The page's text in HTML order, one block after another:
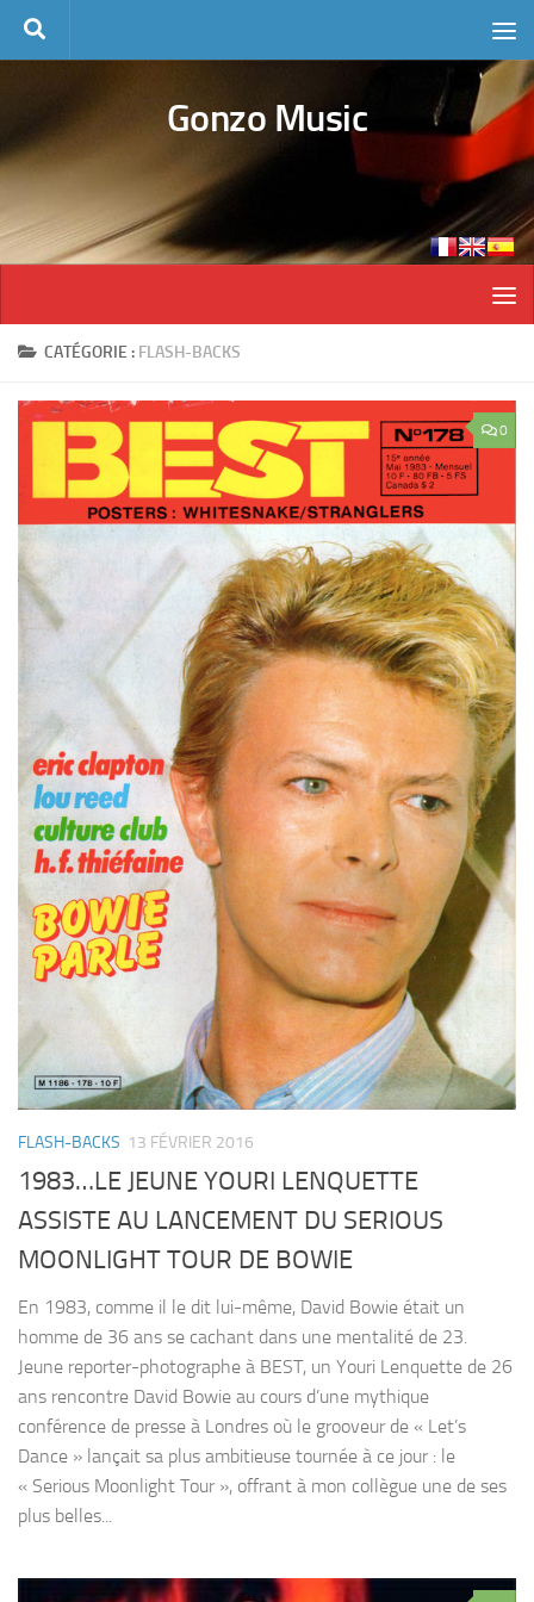
Skip to content
Gonzo Music
CATÉGORIE : FLASH-BACKS
0
FLASH-BACKS 13 FÉVRIER 2016
1983…LE JEUNE YOURI LENQUETTE
ASSISTE AU LANCEMENT DU SERIOUS
MOONLIGHT TOUR DE BOWIE
En 1983, comme il le dit lui-même, David Bowie était un
homme de 36 ans se cachant dans une mentalité de 23.
Jeune reporter-photographe à BEST, un Youri Lenquette de 26
ans rencontre David Bowie au cours d’une mythique
conférence de presse à Londres où le grooveur de « Let’s
Dance » lançait sa plus ambitieuse tournée à ce jour : le
« Serious Moonlight Tour », offrant à mon collègue une de ses
plus belles...